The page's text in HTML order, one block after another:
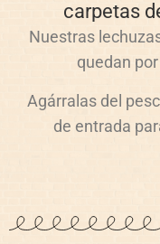
carpetas
Nuestras
quedan
Agárralas del
de entrada